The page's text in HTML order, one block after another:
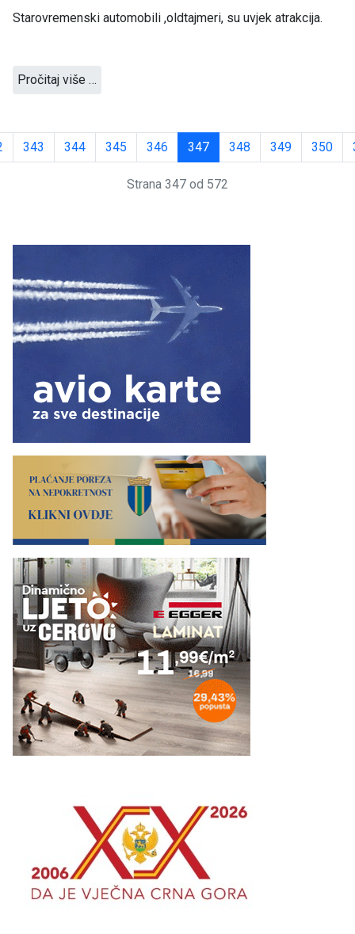
Starovremenski automobili ,oldtajmeri, su uvjek atrakcija.
Pročitaj više …
343 344 345 346 347 348 349 350
Strana 347 od 572